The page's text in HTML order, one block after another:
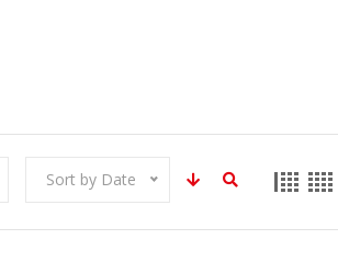
Sort by Date